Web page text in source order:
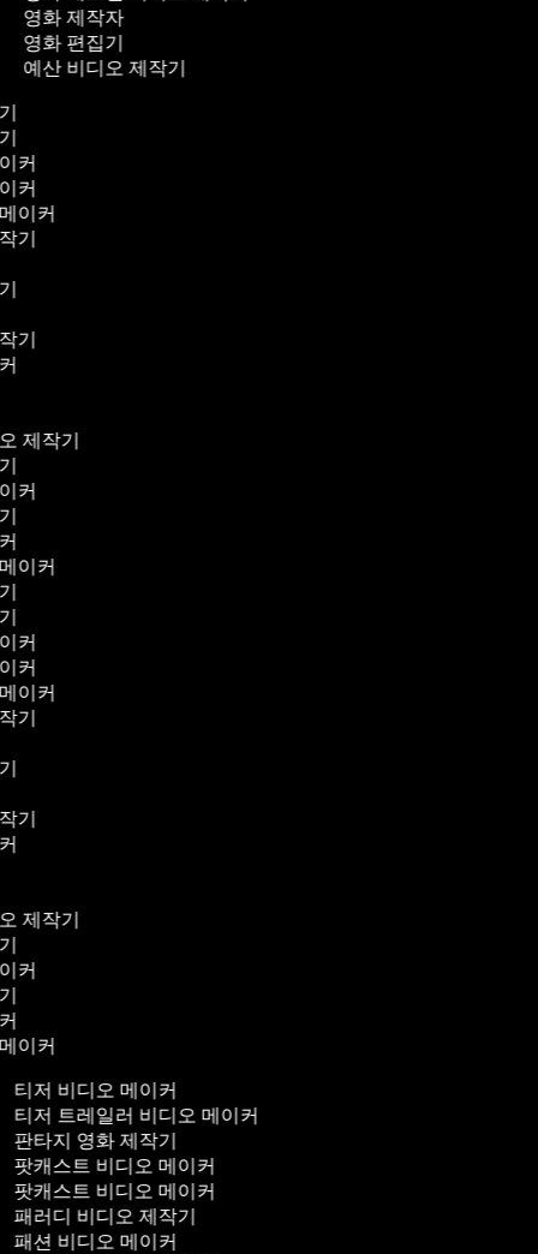
영화 제작자
영화 편집기
예산 비디오 제작기
커
커
이커
기
기
제작기
커
이커
커
커
이커
기
기
제작기
커
이커
티저 비디오 메이커
티저 트레일러 비디오 메이커
판타지 영화 제작기
팟캐스트 비디오 메이커
팟캐스트 비디오 메이커
패러디 비디오 제작기
패션 비디오 메이커